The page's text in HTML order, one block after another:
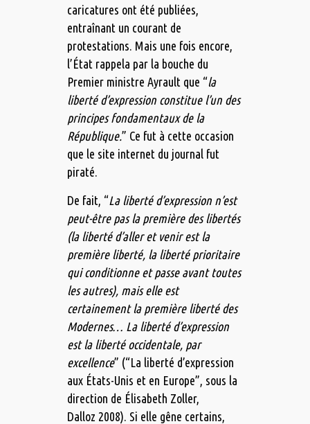
caricatures ont été publiées,
entraînant un courant de
protestations. Mais une fois encore,
l’État rappela par la bouche du
Premier ministre Ayrault que “la
liberté d’expression constitue l’un des
principes fondamentaux de la
République.” Ce fut à cette occasion
que le site internet du journal fut
piraté.
De fait, “La liberté d’expression n’est
peut-être pas la première des libertés
(la liberté d’aller et venir est la
première liberté, la liberté prioritaire
qui conditionne et passe avant toutes
les autres), mais elle est
certainement la première liberté des
Modernes… La liberté d’expression
est la liberté occidentale, par
excellence” (“La liberté d’expression
aux États-Unis et en Europe”, sous la
direction de Élisabeth Zoller,
Dalloz 2008). Si elle gêne certains,